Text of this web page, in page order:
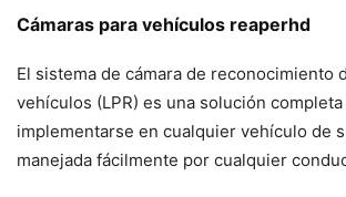
Cámaras para vehículos reaperhd
El sistema de cámara de reconocimiento
vehículos (LPR) es una solución
implementarse en cualquier vehículo de
manejada fácilmente por cualquier